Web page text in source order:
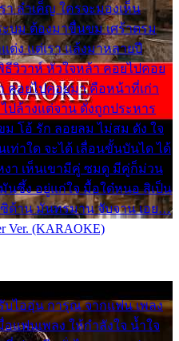
า ลำเค็ญ ใครจะมองเห็น
ะบม ต้องมาขื่นขม เศร้าตรม
ต่ง แต่เรา แล้งมาหลายปี
วิวาห์ หัวใจหล้า คอยไปคอย
คอยไปคอยมา คือหน้าที่เก่า
ปล้างแต่จาน ดั่งถูกประหาร
ม โอ้ รัก ลอยลม ไม่สม ดัง ใจ
ท่าใด จะได้ เลื่อนขั้นบันได ได้
งา เห็นเขามีคู่ ซมดู มีคู่ก็ม่วน
นซึ้ง อยู่แก่ใจ มื้อใด๋หนอ สิเป็น
ซิด้าน มันทรมาน จับจาน เอย…
Ver. (KARAOKE)
ไออุ่น การุณ จากแฟน เพลง
อแฟนเพลง ให้กำลังใจ น้ำใจ